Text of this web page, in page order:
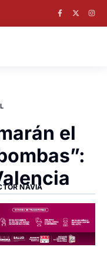
el
NAVIA